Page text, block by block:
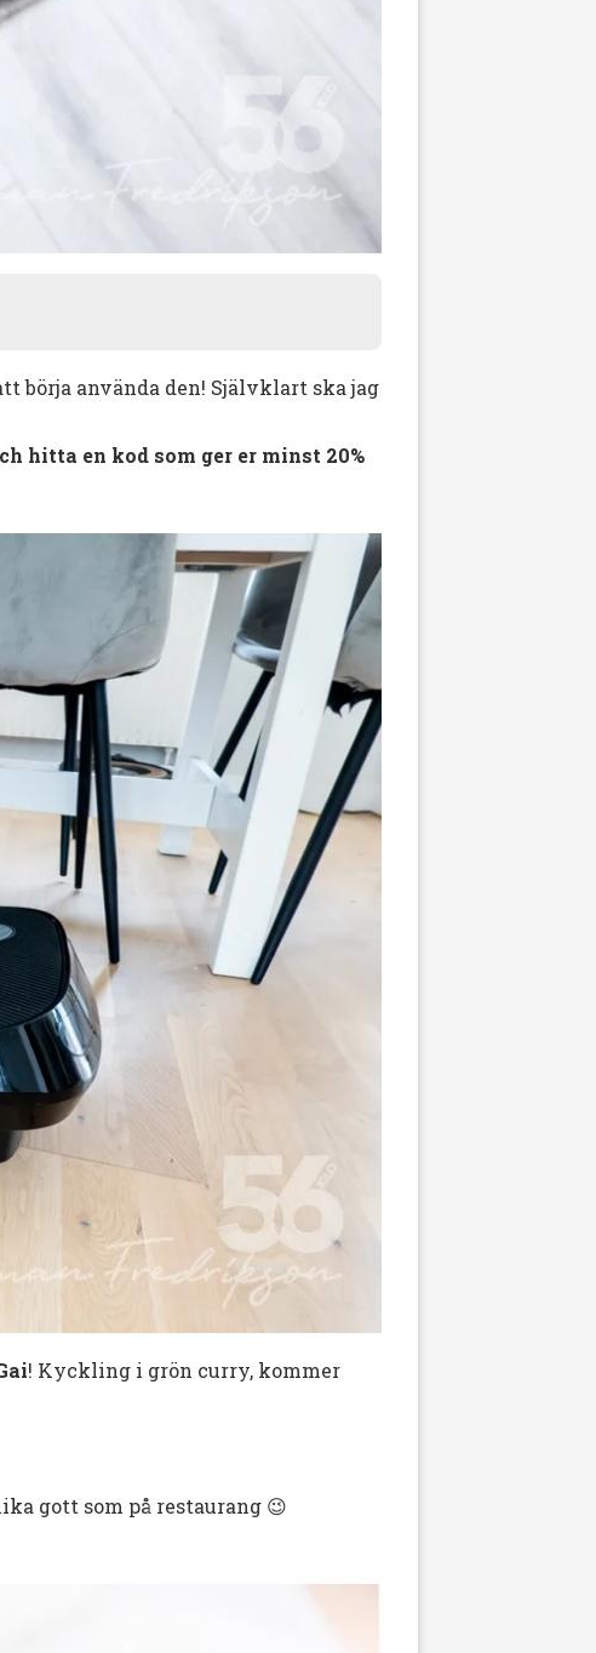
börja använda den! Självklart ska jag
hitta en kod som ger er minst 20%
! Kyckling i grön curry, kommer
gott som på restaurang 😉